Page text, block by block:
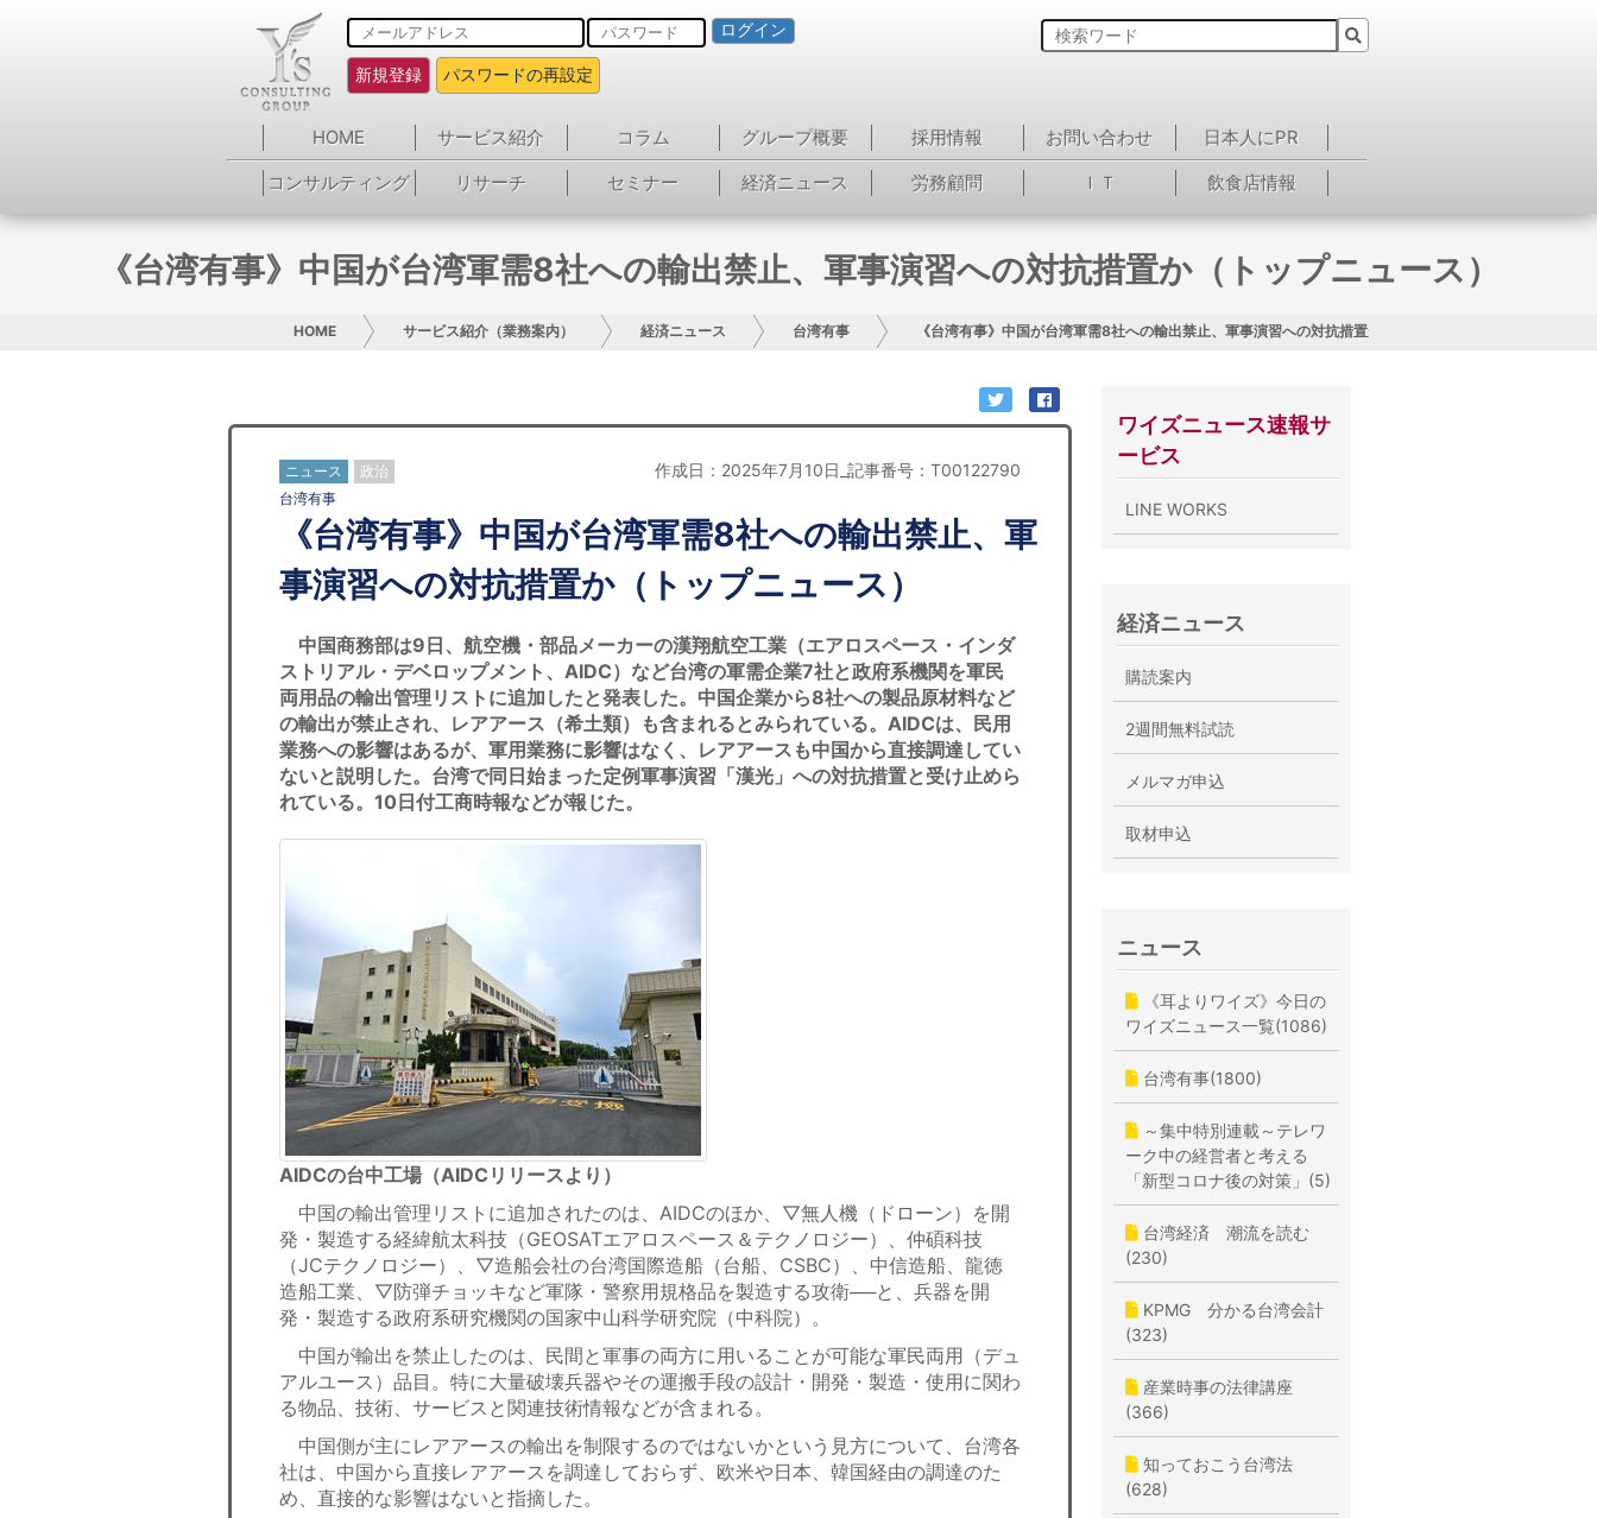
ログイン
新規登録 パスワードの再設定
HOME サービス紹介 コラム グループ概要 採用情報 お問い合わせ
日本人にPR
コンサルティング
リサーチ セミナー 経済ニュース 労務顧問 ＩＴ 飲食店情報
《台湾有事》中国が台湾軍需8社への輸出禁止、軍事演習への対抗措置か（トップニュース）
HOME サービス紹介（業務案内） 経済ニュース 台湾有事 《台湾有事》中国が台湾軍需8社への輸出禁止、軍事演習への対抗措置か（トップニュース）
ニュース 政治 作成日：2025年7月10日_記事番号：T00122790
台湾有事
《台湾有事》中国が台湾軍需8社への輸出禁止、軍
事演習への対抗措置か（トップニュース）
中国商務部は9日、航空機・部品メーカーの漢翔航空工業（エアロスペース・インダ
ストリアル・デベロップメント、AIDC）など台湾の軍需企業7社と政府系機関を軍民
両用品の輸出管理リストに追加したと発表した。中国企業から8社への製品原材料など
の輸出が禁止され、レアアース（希土類）も含まれるとみられている。AIDCは、民用
業務への影響はあるが、軍用業務に影響はなく、レアアースも中国から直接調達してい
ないと説明した。台湾で同日始まった定例軍事演習「漢光」への対抗措置と受け止めら
れている。10日付工商時報などが報じた。
AIDCの台中工場（AIDCリリースより）
中国の輸出管理リストに追加されたのは、AIDCのほか、▽無人機（ドローン）を開
発・製造する経緯航太科技（GEOSATエアロスペース＆テクノロジー）、仲碩科技
（JCテクノロジー）、▽造船会社の台湾国際造船（台船、CSBC）、中信造船、龍徳
造船工業、▽防弾チョッキなど軍隊・警察用規格品を製造する攻衛──と、兵器を開
発・製造する政府系研究機関の国家中山科学研究院（中科院）。
中国が輸出を禁止したのは、民間と軍事の両方に用いることが可能な軍民両用（デュ
アルユース）品目。特に大量破壊兵器やその運搬手段の設計・開発・製造・使用に関わ
る物品、技術、サービスと関連技術情報などが含まれる。
中国側が主にレアアースの輸出を制限するのではないかという見方について、台湾各
社は、中国から直接レアアースを調達しておらず、欧米や日本、韓国経由の調達のた
め、直接的な影響はないと指摘した。
ワイズニュース速報サ
ービス
LINE WORKS
経済ニュース
購読案内
2週間無料試読
メルマガ申込
取材申込
ニュース
《耳よりワイズ》今日の
ワイズニュース一覧(1086)
台湾有事(1800)
～集中特別連載～テレワ
ーク中の経営者と考える
「新型コロナ後の対策」(5)
台湾経済 潮流を読む
(230)
KPMG 分かる台湾会計
(323)
産業時事の法律講座
(366)
知っておこう台湾法
(628)